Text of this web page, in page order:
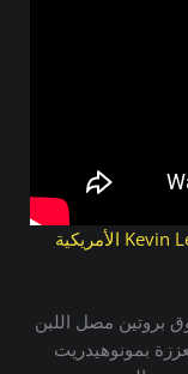
منتج Anabolic IsoWhey من شركة Kevin Levrone الأمريكية
بروتين مصل اللبن
بمونوهيدريت